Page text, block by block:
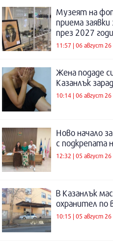
Музеят на
приема
през 2027
11:57 | 06 август 26
Жена подаде
Казанлък
10:14 | 06 август 26
Ново начало
с подкрепата
12:32 | 05 август 26
В Казанлък
охранител по
10:15 | 05 август 26